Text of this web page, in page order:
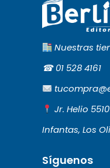
Nuestras
☎︎01 528 4161
Jr. Helio
Infantas, Los
Síguenos